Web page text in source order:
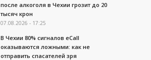
после алкоголя в Чехии грозит до 20
тысяч крон
07.08.2026 - 17:25
В Чехии 80% сигналов eCall
оказываются ложными: как не
отправить спасателей зря